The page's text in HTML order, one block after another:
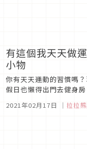
有這個我天天做
小物
你有天天運動的習慣嗎
假日也懶得出門去健身
人的選擇之一，今天我
2021年02月17日 ｜ 拉拉熊